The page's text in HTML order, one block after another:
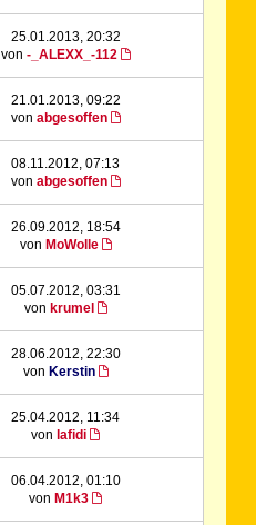
25.01.2013, 20:32
von -_ALEXX_-112
21.01.2013, 09:22
von abgesoffen
08.11.2012, 07:13
von abgesoffen
26.09.2012, 18:54
von MoWolle
05.07.2012, 03:31
von krumel
28.06.2012, 22:30
von Kerstin
25.04.2012, 11:34
von lafidi
06.04.2012, 01:10
von M1k3